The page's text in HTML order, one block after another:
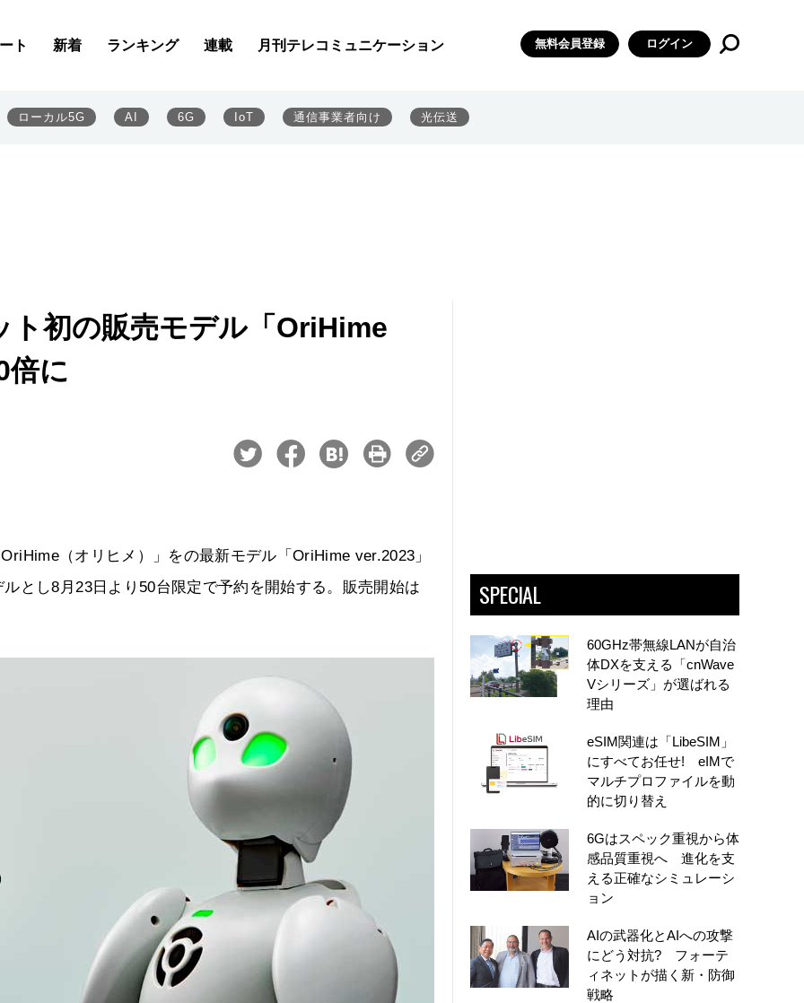
ト 新着 ランキング 連載 月刊テレコミュニケーション 無料会員登録 ログイン
ローカル5G AI 6G IoT 通信事業者向け 光伝送
ト初の販売モデル「OriHime
倍に
（オリヒメ）」をの最新モデル「OriHime ver.2023」
とし8月23日より50台限定で予約を開始する。販売開始は
SPECIAL
60GHz帯無線LANが自治
体DXを支える「cnWave
Vシリーズ」が選ばれる
理由
eSIM関連は「LibeSIM」
にすべてお任せ! eIMで
マルチプロファイルを動
的に切り替え
6Gはスペック重視から体
感品質重視へ 進化を支
える正確なシミュレーシ
ョン
AIの武器化とAIへの攻撃
にどう対抗? フォーテ
ィネットが描く新・防御
戦略